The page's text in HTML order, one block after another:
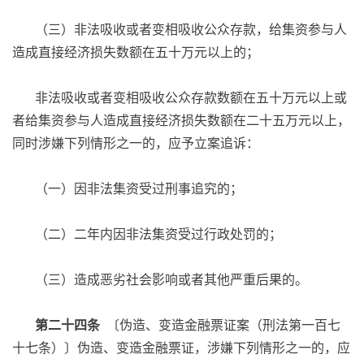
（三）非法吸收或者变相吸收公众存款，给集资参与人
造成直接经济损失数额在五十万元以上的；
非法吸收或者变相吸收公众存款数额在五十万元以上或
者给集资参与人造成直接经济损失数额在二十五万元以上，
同时涉嫌下列情形之一的，应予立案追诉：
（一）因非法集资受过刑事追究的；
（二）二年内因非法集资受过行政处罚的；
（三）造成恶劣社会影响或者其他严重后果的。
第二十四条 〔伪造、变造金融票证案（刑法第一百七
十七条）〕伪造、变造金融票证，涉嫌下列情形之一的，应